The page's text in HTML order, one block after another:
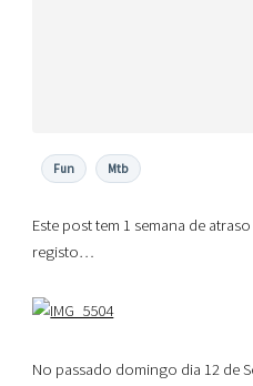
Fun Mtb
Este post tem 1 semana de
registo…
No passado domingo dia 12 de